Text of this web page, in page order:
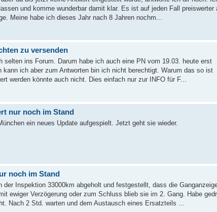
und komme wunderbar damit klar. Es ist auf jeden Fall preiswerter
Meine habe ich dieses Jahr nach 8 Jahren nochm...
zu versenden
selten ins Forum. Darum habe ich auch eine PN vom 19.03. heute erst
kann ich aber zum Antworten bin ich nicht berechtigt. Warum das so ist
werden könnte auch nicht. Dies einfach nur zur INFO für F...
nur noch im Stand
ein neues Update aufgespielt. Jetzt geht sie wieder.
noch im Stand
der Inspektion 33000km abgeholt und festgestellt, dass die
ewiger Verzögerung oder zum Schluss blieb sie im 2. Gang. Habe
Nach 2 Std. warten und dem Austausch eines Ersatzteils ...